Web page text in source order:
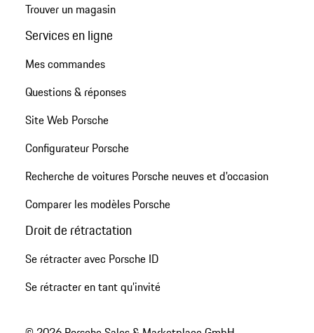
Trouver un magasin
Services en ligne
Mes commandes
Questions & réponses
Site Web Porsche
Configurateur Porsche
Recherche de voitures Porsche neuves et d'occasion
Comparer les modèles Porsche
Droit de rétractation
Se rétracter avec Porsche ID
Se rétracter en tant qu’invité